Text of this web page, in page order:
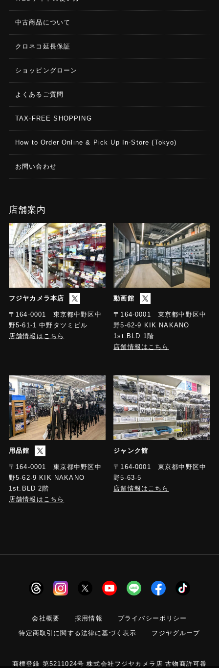
中古商品について
クロネコ延長保証
ショッピングローン
よくあるご質問
TAX-FREE SHOPPING
How to Order Online & Pick Up In-Store (Tokyo)
お問い合わせ
店舗案内
フジヤカメラ本店
〒164-0001 東京都中野区中
野5-61-1 中野タツミビル
店舗情報はこちら
動画館
〒164-0001 東京都中野区中
野5-62-9 KIK NAKANO
1st.BLD 1階
店舗情報はこちら
用品館
〒164-0001 東京都中野区中
野5-62-9 KIK NAKANO
1st.BLD 2階
店舗情報はこちら
ジャンク館
〒164-0001 東京都中野区中
野5-63-5
店舗情報はこちら
会社概要 採用情報
プライバシーポリシー
特定商取引に関する法律に基づく表示
フジヤグループ
商標登録 第5211024号 株式会社フジヤカメラ店 古物商許可番